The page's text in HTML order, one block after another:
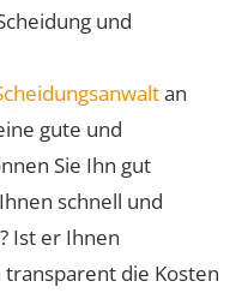
und
an
gute und
Sie Ihn gut
schnell und
Ist er Ihnen
die Kosten